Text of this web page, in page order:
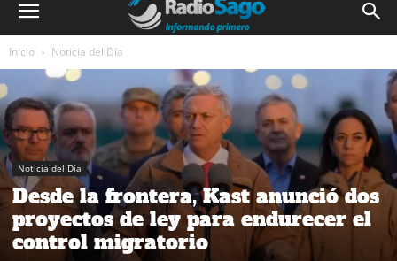
Inicio Noticia del Día
Noticia del Día
Desde la frontera, Kast anunció dos
proyectos de ley para endurecer el
control migratorio